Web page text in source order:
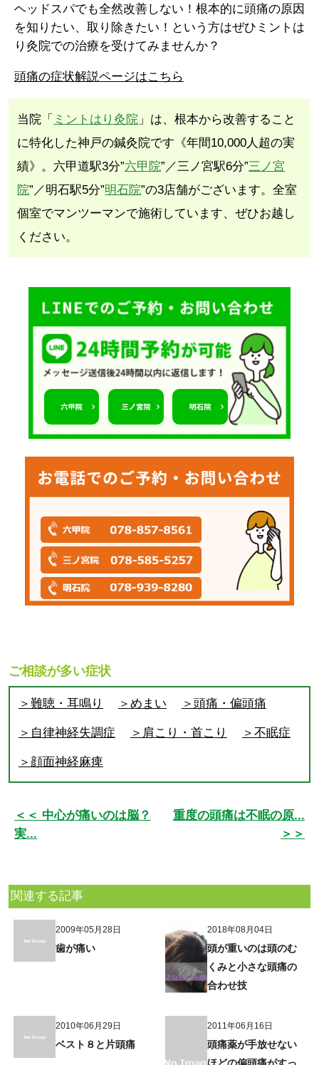
ヘッドスパでも全然改善しない！根本的に頭痛の原因
を知りたい、取り除きたい！という方はぜひミントは
り灸院での治療を受けてみませんか？
頭痛の症状解説ページはこちら
当院「 ミントはり灸院 」は、根本から改善すること
に特化した神戸の鍼灸院です《年間10,000人超の実
績》。六甲道駅3分”六甲院”／三ノ宮駅6分”三ノ宮
院”／明石駅5分”明石院”の3店舗がございます。全室
個室でマンツーマンで施術しています、ぜひお越し
ください。
ご相談が多い症状
＞難聴・耳鳴り ＞めまい ＞頭痛・偏頭痛
＞自律神経失調症 ＞肩こり・首こり ＞不眠症
＞顔面神経麻痺
＜＜ 中心が痛いのは脳？
実...
重度の頭痛は不眠の原...
＞＞
関連する記事
2009年05月28日
歯が痛い
2018年08月04日
頭が重いのは頭のむ
くみと小さな頭痛の
合わせ技
2010年06月29日
ベスト８と片頭痛
2011年06月16日
頭痛薬が手放せない